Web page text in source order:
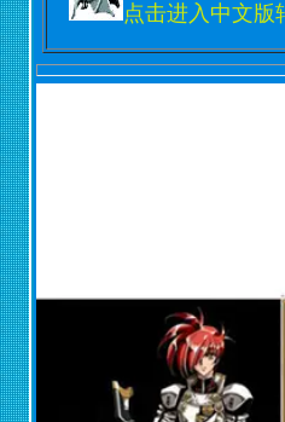
点击进入中文版